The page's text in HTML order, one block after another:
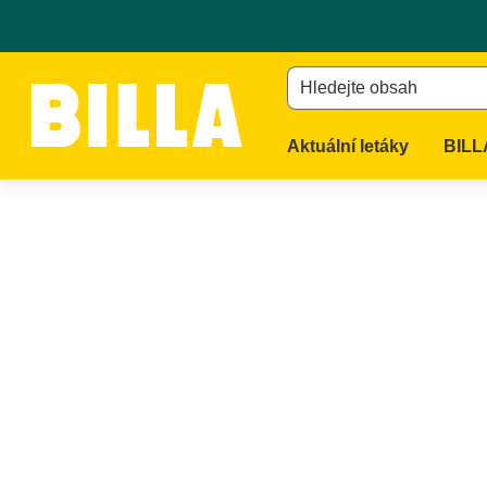
Hledejte obsah
Aktuální letáky